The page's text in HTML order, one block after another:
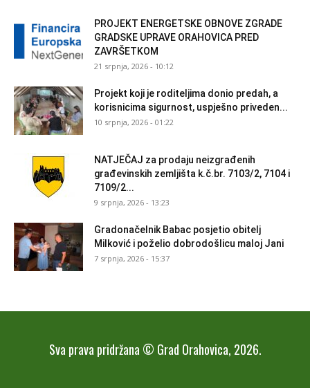
PROJEKT ENERGETSKE OBNOVE ZGRADE
GRADSKE UPRAVE ORAHOVICA PRED
ZAVRŠETKOM
21 srpnja, 2026 - 10:12
Projekt koji je roditeljima donio predah, a
korisnicima sigurnost, uspješno priveden...
10 srpnja, 2026 - 01:22
NATJEČAJ za prodaju neizgrađenih
građevinskih zemljišta k.č.br. 7103/2, 7104 i
7109/2...
9 srpnja, 2026 - 13:23
Gradonačelnik Babac posjetio obitelj
Milković i poželio dobrodošlicu maloj Jani
7 srpnja, 2026 - 15:37
Sva prava pridržana © Grad Orahovica, 2026.